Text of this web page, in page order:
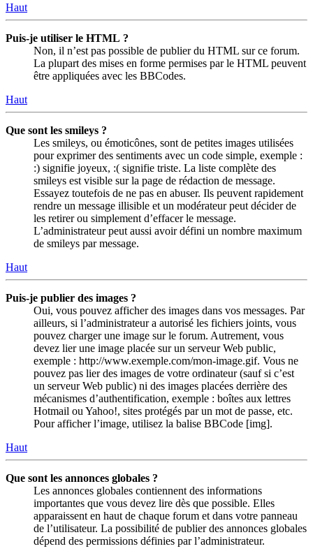
Haut
Puis-je utiliser le HTML ?
Non, il n’est pas possible de publier du HTML sur ce forum.
La plupart des mises en forme permises par le HTML peuvent
être appliquées avec les BBCodes.
Haut
Que sont les smileys ?
Les smileys, ou émoticônes, sont de petites images utilisées
pour exprimer des sentiments avec un code simple, exemple :
:) signifie joyeux, :( signifie triste. La liste complète des
smileys est visible sur la page de rédaction de message.
Essayez toutefois de ne pas en abuser. Ils peuvent rapidement
rendre un message illisible et un modérateur peut décider de
les retirer ou simplement d’effacer le message.
L’administrateur peut aussi avoir défini un nombre maximum
de smileys par message.
Haut
Puis-je publier des images ?
Oui, vous pouvez afficher des images dans vos messages. Par
ailleurs, si l’administrateur a autorisé les fichiers joints, vous
pouvez charger une image sur le forum. Autrement, vous
devez lier une image placée sur un serveur Web public,
exemple : http://www.exemple.com/mon-image.gif. Vous ne
pouvez pas lier des images de votre ordinateur (sauf si c’est
un serveur Web public) ni des images placées derrière des
mécanismes d’authentification, exemple : boîtes aux lettres
Hotmail ou Yahoo!, sites protégés par un mot de passe, etc.
Pour afficher l’image, utilisez la balise BBCode [img].
Haut
Que sont les annonces globales ?
Les annonces globales contiennent des informations
importantes que vous devez lire dès que possible. Elles
apparaissent en haut de chaque forum et dans votre panneau
de l’utilisateur. La possibilité de publier des annonces globales
dépend des permissions définies par l’administrateur.